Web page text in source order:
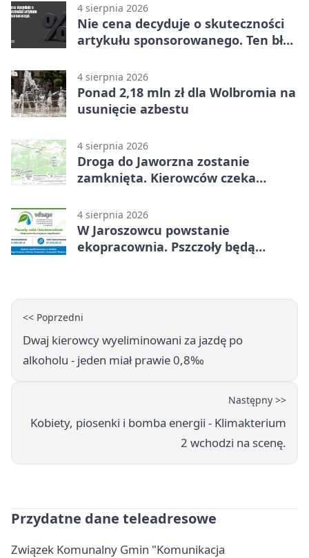
4 sierpnia 2026
Nie cena decyduje o skuteczności
artykułu sponsorowanego. Ten błąd
4 sierpnia 2026
Ponad 2,18 mln zł dla Wolbromia na
usunięcie azbestu
4 sierpnia 2026
Droga do Jaworzna zostanie
zamknięta. Kierowców czeka
4 sierpnia 2026
W Jaroszowcu powstanie
ekopracownia. Pszczoły będą
<< Poprzedni
Dwaj kierowcy wyeliminowani za jazdę po
alkoholu - jeden miał prawie 0,8‰
Następny >>
Kobiety, piosenki i bomba energii - Klimakterium
2 wchodzi na scenę.
Przydatne dane teleadresowe
Związek Komunalny Gmin "Komunikacja